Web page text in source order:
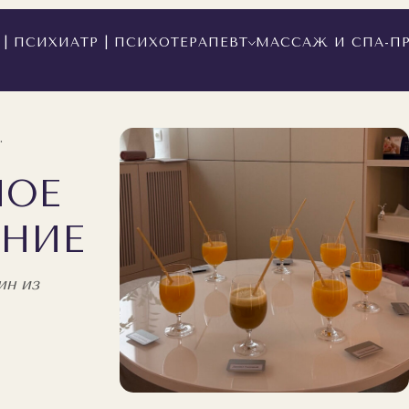
ПСИХИАТР | ПСИХОТЕРАПЕВТ МАССАЖ И СПА-
из